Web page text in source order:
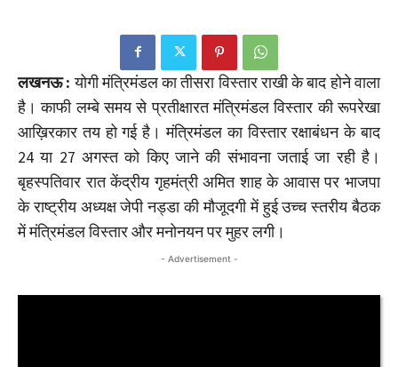
लखनऊ : योगी मंत्रिमंडल का तीसरा विस्तार राखी के बाद होने वाला
है। काफी लम्बे समय से प्रतीक्षारत मंत्रिमंडल विस्तार की रूपरेखा
आख़िरकार तय हो गई है। मंत्रिमंडल का विस्तार रक्षाबंधन के बाद
24 या 27 अगस्त को किए जाने की संभावना जताई जा रही है।
बृहस्पतिवार रात केंद्रीय गृहमंत्री अमित शाह के आवास पर भाजपा
के राष्ट्रीय अध्यक्ष जेपी नड्डा की मौजूदगी में हुई उच्च स्तरीय बैठक
में मंत्रिमंडल विस्तार और मनोनयन पर मुहर लगी।
- Advertisement -